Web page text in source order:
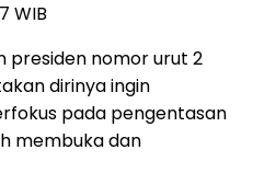
WIB
presiden nomor urut 2
dirinya ingin
pada pengentasan
membuka dan